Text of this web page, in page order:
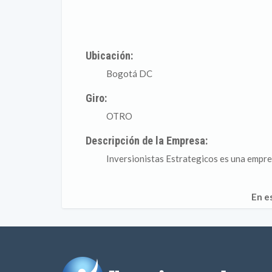
Ubicación:
Bogotá DC
Giro:
OTRO
Descripción de la Empresa:
Inversionistas Estrategicos es una
En